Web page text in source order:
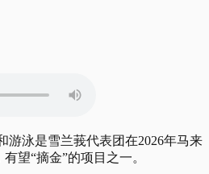
游泳是雪兰莪代表团在2026年马来
望“摘金”的项目之一。